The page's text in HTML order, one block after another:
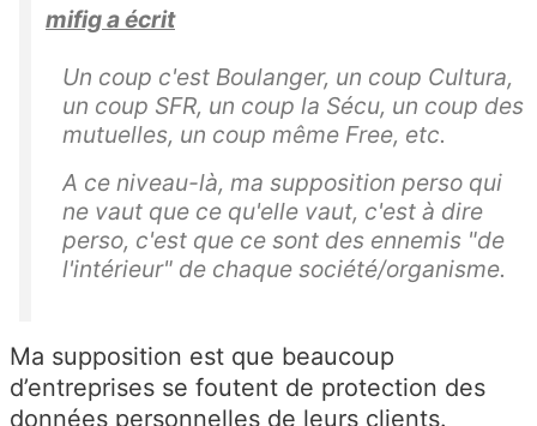
mifig a écrit
Un coup c'est Boulanger, un coup Cultura,
un coup SFR, un coup la Sécu, un coup des
mutuelles, un coup même Free, etc.
A ce niveau-là, ma supposition perso qui
ne vaut que ce qu'elle vaut, c'est à dire
perso, c'est que ce sont des ennemis "de
l'intérieur" de chaque société/organisme.
Ma supposition est que beaucoup
d’entreprises se foutent de protection des
données personnelles de leurs clients.